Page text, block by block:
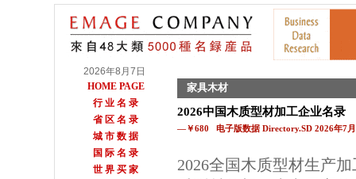
2026年8月7日
HOME PAGE
行 业 名 录
省 区 名 录
城 市 数 据
国 际 名 录
世 界 买 家
家具木材
2026中国木质型材加工企业名录
—￥680 电子版数据 Directory.SD 2026年7
2026全国木质型材生产